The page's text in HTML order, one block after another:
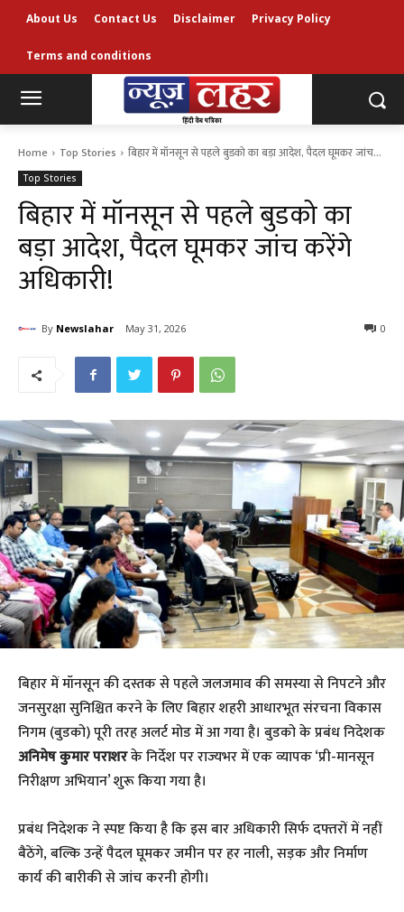
About Us Contact Us Disclaimer Privacy Policy
Terms and conditions
Home Top Stories बिहार में मॉनसून से पहले बुडको का बड़ा आदेश, पैदल घूमकर जांच...
Top Stories
बिहार में मॉनसून से पहले बुडको का
बड़ा आदेश, पैदल घूमकर जांच करेंगे
अधिकारी!
By Newslahar May 31, 2026 0
बिहार में मॉनसून की दस्तक से पहले जलजमाव की समस्या से निपटने और
जनसुरक्षा सुनिश्चित करने के लिए बिहार शहरी आधारभूत संरचना विकास
निगम (बुडको) पूरी तरह अलर्ट मोड में आ गया है। बुडको के प्रबंध निदेशक
अनिमेष कुमार पराशरके निर्देश पर राज्यभर में एक व्यापक ‘प्री-मानसून
निरीक्षण अभियान’ शुरू किया गया है।
​प्रबंध निदेशक ने स्पष्ट किया है कि इस बार अधिकारी सिर्फ दफ्तरों में नहीं
बैठेंगे, बल्कि उन्हें पैदल घूमकर जमीन पर हर नाली, सड़क और निर्माण
कार्य की बारीकी से जांच करनी होगी।